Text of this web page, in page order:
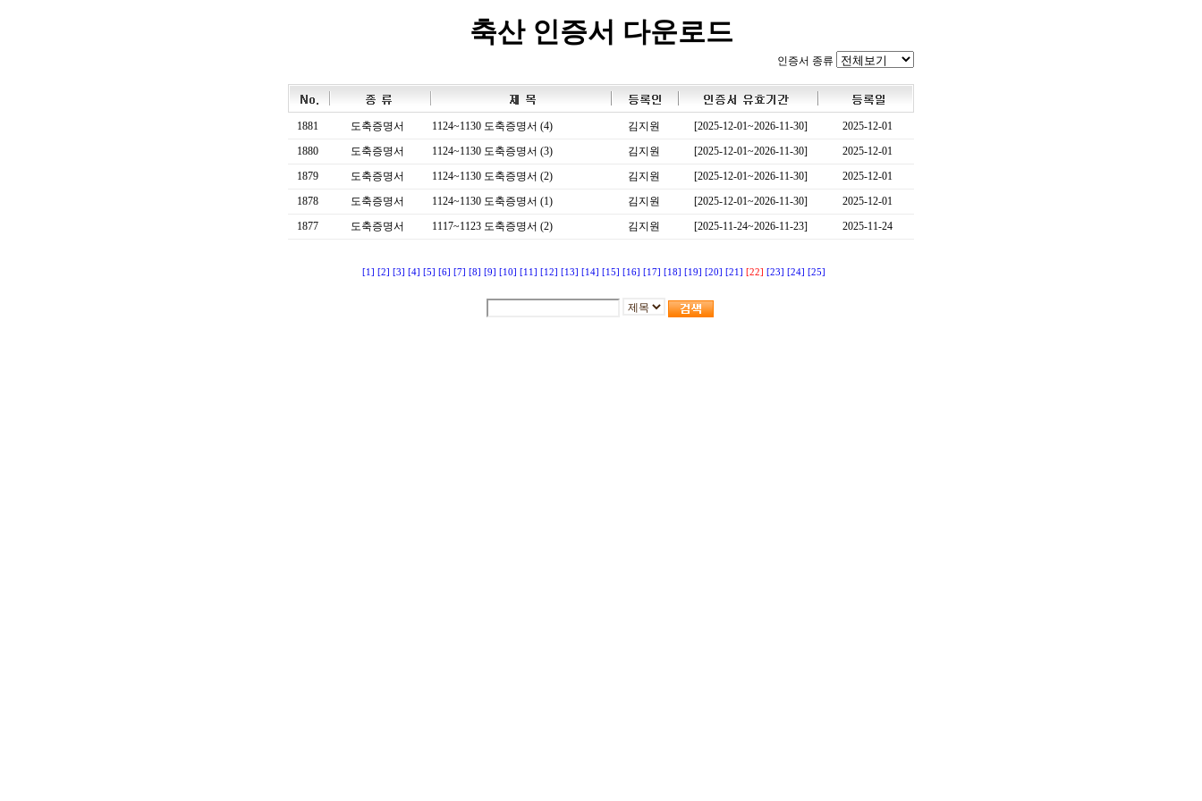
축산 인증서 다운로드
인증서 종류
1881 도축증명서 1124~1130 도축증명서 (4) 김지원 [2025-12-01~2026-11-30]
2025-12-01
1880
도축증명서 1124~1130 도축증명서 (3) 김지원 [2025-12-01~2026-11-30]
2025-12-01
1879
도축증명서 1124~1130 도축증명서 (2) 김지원 [2025-12-01~2026-11-30]
2025-12-01
1878
도축증명서 1124~1130 도축증명서 (1) 김지원 [2025-12-01~2026-11-30]
2025-12-01
1877
도축증명서 1117~1123 도축증명서 (2) 김지원 [2025-11-24~2026-11-23] 2025-11-24
[1] [2] [3] [4] [5] [6] [7] [8] [9] [10] [11] [12] [13] [14] [15] [16] [17] [18] [19] [20] [21] [22] [23] [24] [25]